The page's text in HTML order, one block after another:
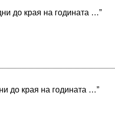
до края на годината …”
до края на годината …”